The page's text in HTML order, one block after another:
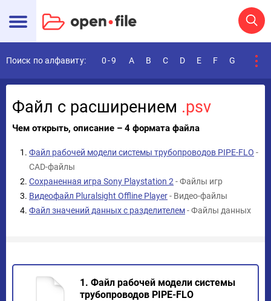
Поиск по алфавиту: 0-9 A B C D E F G
Файл с расширением .psv
Чем открыть, описание – 4 формата файла
Файл рабочей модели системы трубопроводов PIPE-FLO -
CAD-файлы
Сохраненная игра Sony Playstation 2 - Файлы игр
Видеофайл Pluralsight Offline Player- Видео-файлы
Файл значений данных с разделителем- Файлы данных
1. Файл рабочей модели системы
трубопроводов PIPE-FLO